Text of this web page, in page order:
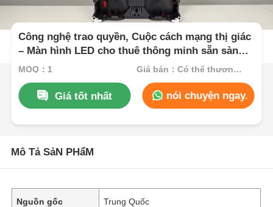
Công nghệ trao quyền, Cuộc cách mạng thị giác
– Màn hình LED cho thuê thông minh sẵn sàng
khi bạn cần
MOQ：1 Giá bán：Có thể thương lượng
Giá tốt nhất nói chuyện ngay.
Mô Tả SảN PHẩM
Nguồn gốc Trung Quốc